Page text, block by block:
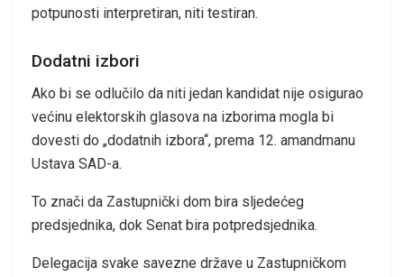
potpunosti interpretiran, niti testiran.
Dodatni izbori
Ako bi se odlučilo da niti jedan kandidat nije osigurao
većinu elektorskih glasova na izborima mogla bi
dovesti do „dodatnih izbora“, prema 12. amandmanu
Ustava SAD-a.
To znači da Zastupnički dom bira sljedećeg
predsjednika, dok Senat bira potpredsjednika.
Delegacija svake savezne države u Zastupničkom